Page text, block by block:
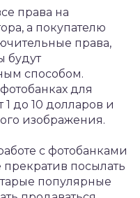
права на
а покупателю
права,
будут
способом.
для
1 до 10 долларов и
изображения.
с фотобанками
прекратив посылать
популярные